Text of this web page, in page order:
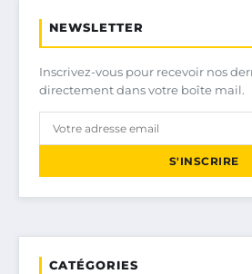
NEWSLETTER
Inscrivez-vous pour recevoir nos
directement dans votre boîte mail.
S'INSCRIRE
CATÉGORIES